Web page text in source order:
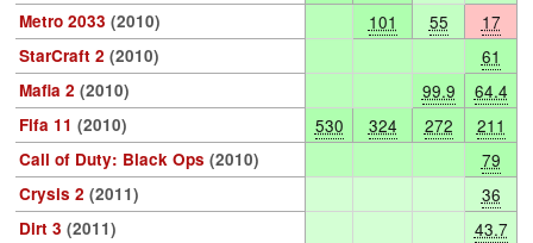
Metro 2033 (2010) 101 55 17
StarCraft 2 (2010) 61
Mafia 2 (2010) 99.9 64.4
Fifa 11 (2010) 530 324 272 211
Call of Duty: Black Ops (2010) 79
Crysis 2 (2011) 36
Dirt 3 (2011) 43.7